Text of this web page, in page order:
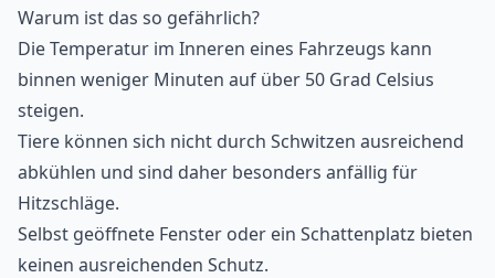
Warum ist das so gefährlich?
Die Temperatur im Inneren eines Fahrzeugs kann
binnen weniger Minuten auf über 50 Grad Celsius
steigen.
Tiere können sich nicht durch Schwitzen ausreichend
abkühlen und sind daher besonders anfällig für
Hitzschläge.
Selbst geöffnete Fenster oder ein Schattenplatz bieten
keinen ausreichenden Schutz.